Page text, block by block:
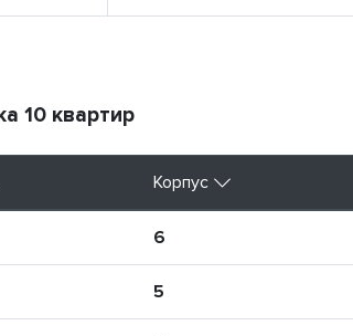
10 квартир
Корпус
6
5